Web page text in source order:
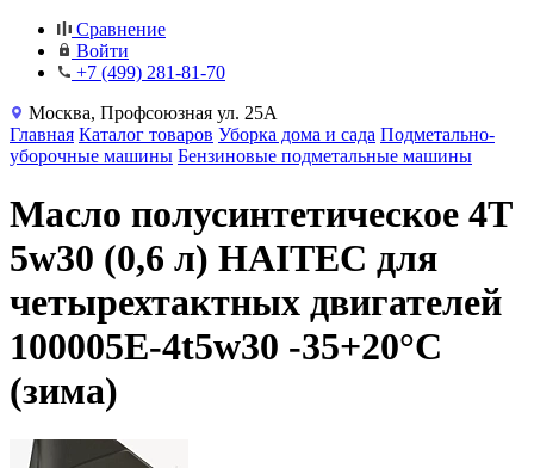
Сравнение
Войти
+7 (499) 281-81-70
Москва, Профсоюзная ул. 25А
Главная Каталог товаров Уборка дома и сада Подметально-
уборочные машины Бензиновые подметальные машины
Масло полусинтетическое 4T
5w30 (0,6 л) HAITEC для
четырехтактных двигателей
100005E-4t5w30 -35+20°С
(зима)